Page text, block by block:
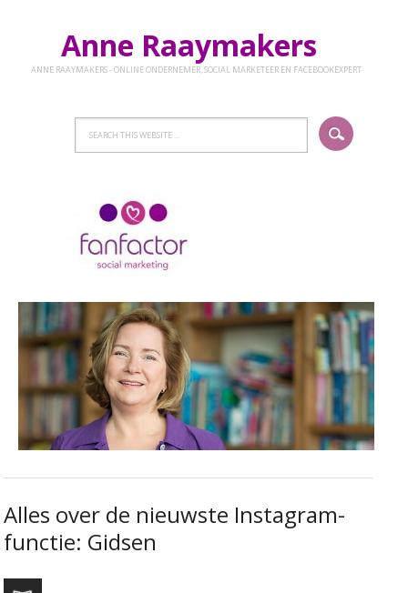
Anne Raaymakers
ANNE RAAYMAKERS - ONLINE ONDERNEMER, SOCIAL MARKETEER EN FACEBOOKEXPERT
Alles over de nieuwste Instagram-
functie: Gidsen